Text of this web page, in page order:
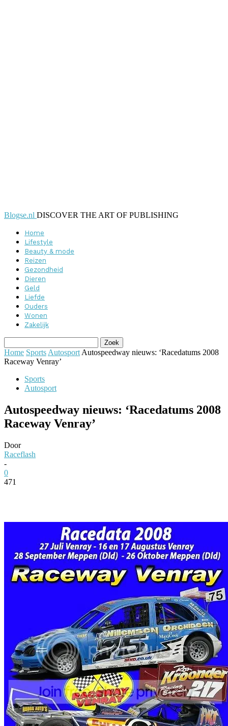
Blogse.nl DISCOVER THE ART OF PUBLISHING
Home
Lifestyle
Beauty & mode
Reizen
Gezondheid
Dieren
Geld
Liefde
Ouders
Wonen
Zakelijk
Home Sports Autosport Autospeedway nieuws: ‘Racedatums 2008
Raceway Venray’
Sports
Autosport
Autospeedway nieuws: ‘Racedatums 2008
Raceway Venray’
Door
Raceflash
-
0
471